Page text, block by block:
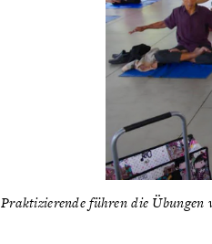
Praktizierende führen die